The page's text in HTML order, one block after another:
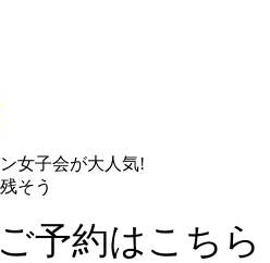
女子会が大人気!
そう